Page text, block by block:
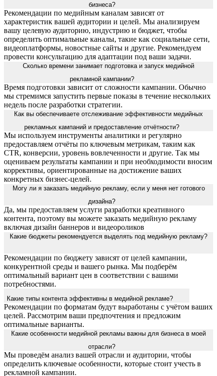
бизнеса?
Рекомендации по медийным каналам зависят от
характеристик вашей аудитории и целей. Мы анализируем
вашу целевую аудиторию, индустрию и бюджет, чтобы
определить оптимальные каналы, такие как социальные сети,
видеоплатформы, новостные сайты и другие. Рекомендуем
провести консультацию для адаптации под ваши задачи.
Сколько времени занимает подготовка и запуск медийной
рекламной кампании?
Время подготовки зависит от сложности кампании. Обычно
мы стремимся запустить первые показы в течение нескольких
недель после разработки стратегии.
Как вы обеспечиваете отслеживание эффективности медийных
рекламных кампаний и предоставление отчётности?
Мы используем инструменты аналитики и регулярно
предоставляем отчёты по ключевым метрикам, таким как
CTR, конверсии, уровень вовлеченности и другие. Так мы
оцениваем результаты кампании и при необходимости вносим
коррективы, ориентированные на достижение ваших
конкретных бизнес-целей.
Могу ли я заказать медийную рекламу, если у меня нет готового
дизайна?
Да, мы предоставляем услуги разработки креативного
контента, поэтому вы можете заказать медийную рекламу
включая дизайн баннеров и видеороликов
Какие бюджеты рекомендуется выделять под медийную рекламу?
Рекомендации по бюджету зависят от целей кампании,
конкурентной среды и вашего рынка. Мы подберём
оптимальный вариант цен в соответствии с вашими
потребностями.
Какие типы контента эффективны в медийной рекламе?
Рекомендации по форматам будут выработаны с учётом ваших
целей. Рассмотрим ваши предпочтения и предложим
оптимальные варианты.
Какие особенности медийной рекламы важны для бизнеса в моей
отрасли?
Мы проведём анализ вашей отрасли и аудитории, чтобы
определить ключевые особенности, которые стоит учесть в
рекламной кампании.